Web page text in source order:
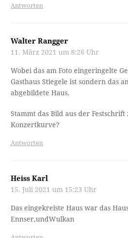
Antworten
Walter Rangger
11. März 2021 um 8:26 Uhr
Wobei das am Foto eingeringelte
Gasthaus Stiegele ist sondern das
abgebildete Haus.
Stammt das Bild aus der
Konzertkurve?
Antworten
Heiss Karl
15. Juli 2021 um 15:23 Uhr
Das eingekreiste Haus war das
Ennser,undWulkan